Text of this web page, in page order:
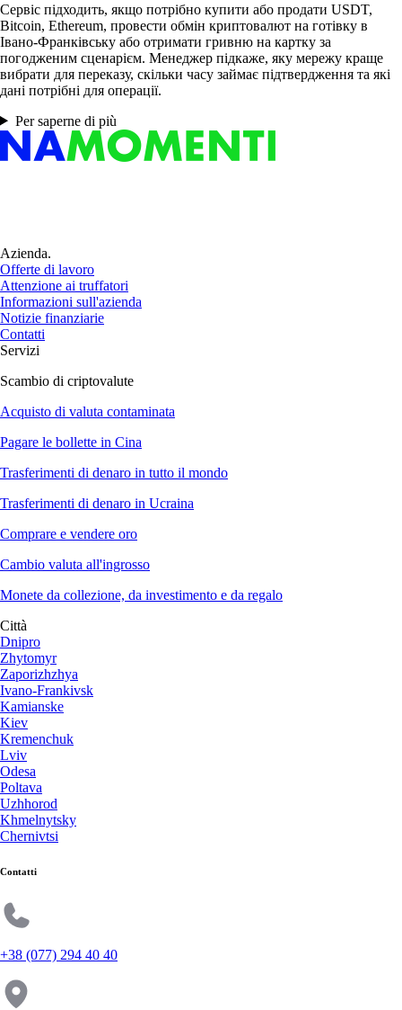
Сервіс підходить, якщо потрібно купити або продати USDT,
Bitcoin, Ethereum, провести обмін криптовалют на готівку в
Івано-Франківську або отримати гривню на картку за
погодженим сценарієм. Менеджер підкаже, яку мережу краще
вибрати для переказу, скільки часу займає підтвердження та які
дані потрібні для операції.
Per saperne di più
Azienda.
Offerte di lavoro
Attenzione ai truffatori
Informazioni sull'azienda
Notizie finanziarie
Contatti
Servizi
Scambio di criptovalute
Acquisto di valuta contaminata
Pagare le bollette in Cina
Trasferimenti di denaro in tutto il mondo
Trasferimenti di denaro in Ucraina
Comprare e vendere oro
Cambio valuta all'ingrosso
Monete da collezione, da investimento e da regalo
Città
Dnipro
Zhytomyr
Zaporizhzhya
Ivano-Frankivsk
Kamianske
Kiev
Kremenchuk
Lviv
Odesa
Poltava
Uzhhorod
Khmelnytsky
Chernivtsi
Contatti
+38 (077) 294 40 40